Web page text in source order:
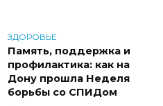
ЗДОРОВЬЕ
Память, поддержка и
профилактика: как на
Дону прошла Неделя
борьбы со СПИДом